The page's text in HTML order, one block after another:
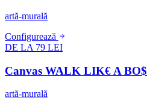
artă-murală
Configurează
DE LA 79 LEI
Canvas WALK LIK€ A BO$
artă-murală